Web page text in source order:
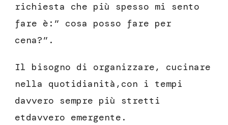
richiesta che più spesso mi sento
fare è:” cosa posso fare per
cena?”.
Il bisogno di organizzare, cucinare
nella quotidianità,con i tempi
davvero sempre più stretti
etdavvero emergente.